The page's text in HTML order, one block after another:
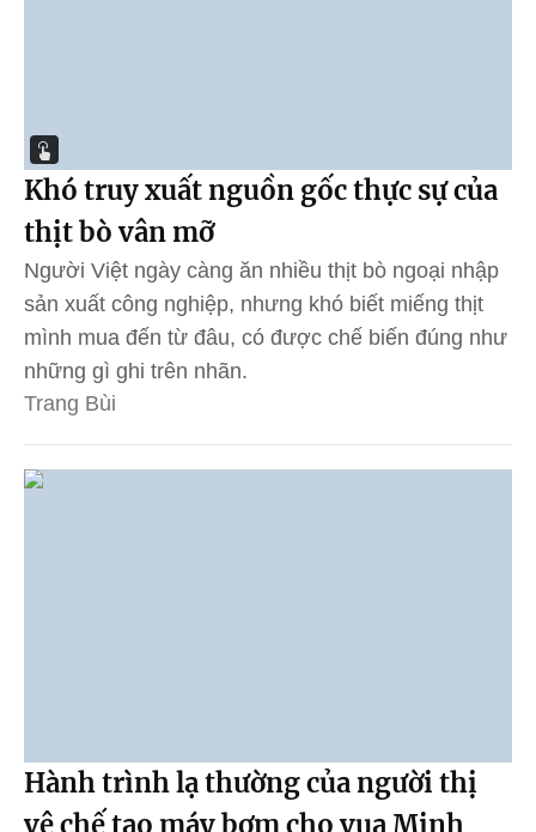
Khó truy xuất nguồn gốc thực sự của
thịt bò vân mỡ
Người Việt ngày càng ăn nhiều thịt bò ngoại nhập
sản xuất công nghiệp, nhưng khó biết miếng thịt
mình mua đến từ đâu, có được chế biến đúng như
những gì ghi trên nhãn.
Trang Bùi
Hành trình lạ thường của người thị
vệ chế tạo máy bơm cho vua Minh